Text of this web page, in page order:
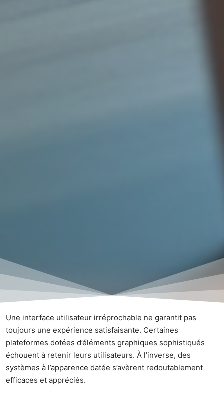
Une interface utilisateur irréprochable ne garantit pas
toujours une expérience satisfaisante. Certaines
plateformes dotées d’éléments graphiques sophistiqués
échouent à retenir leurs utilisateurs. À l’inverse, des
systèmes à l’apparence datée s’avèrent redoutablement
efficaces et appréciés.